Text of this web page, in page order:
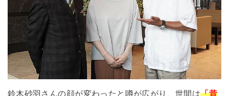
鈴木砂羽さんの顔が変わったと噂が広がり、世間は「昔